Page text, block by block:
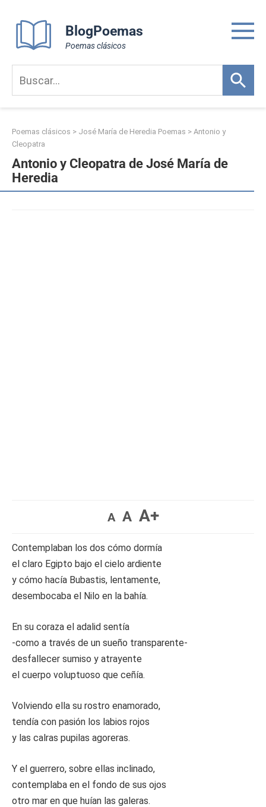
content
BlogPoemas
Poemas clásicos
Poemas clásicos > José María de Heredia Poemas > Antonio y
Cleopatra
Antonio y Cleopatra de José María de
Heredia
A A A+
Contemplaban los dos cómo dormía
el claro Egipto bajo el cielo ardiente
y cómo hacía Bubastis, lentamente,
desembocaba el Nilo en la bahía.
En su coraza el adalid sentía
-como a través de un sueño transparente-
desfallecer sumiso y atrayente
el cuerpo voluptuoso que ceñía.
Volviendo ella su rostro enamorado,
tendía con pasión los labios rojos
y las calras pupilas agoreras.
Y el guerrero, sobre ellas inclinado,
contemplaba en el fondo de sus ojos
otro mar en que huían las galeras.